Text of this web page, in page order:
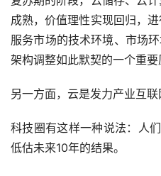
成熟，价值理性实现回归，
服务市场的技术环境、市场
架构调整如此默契的一个重要
另一方面，云是发力产业互联
科技圈有这样一种说法：人
低估未来10年的结果。